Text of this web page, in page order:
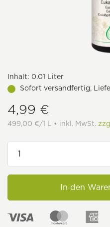
Inhalt: 0.01 Liter
Sofort versandfertig,
4,99 €
499,00 €/1 L • inkl. MwSt.
In den